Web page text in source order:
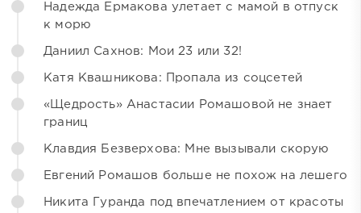
Надежда Ермакова улетает с мамой в отпуск
к морю
Даниил Сахнов: Мои 23 или 32!
Катя Квашникова: Пропала из соцсетей
«Щедрость» Анастасии Ромашовой не знает
границ
Клавдия Безверхова: Мне вызывали скорую
Евгений Ромашов больше не похож на лешего
Никита Гуранда под впечатлением от красоты